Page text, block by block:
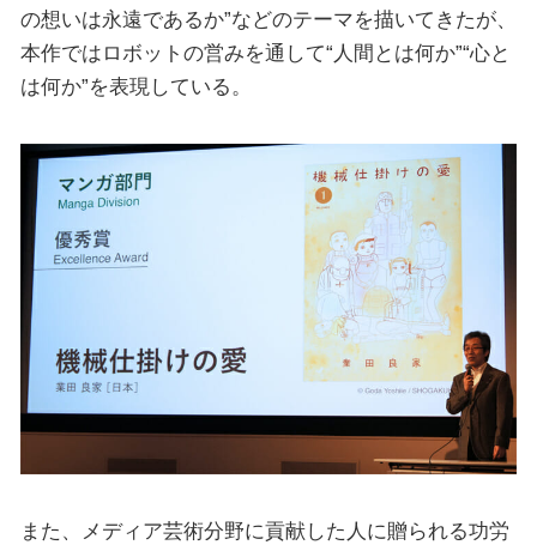
の想いは永遠であるか”などのテーマを描いてきたが、
本作ではロボットの営みを通して“人間とは何か”“心と
は何か”を表現している。
また、メディア芸術分野に貢献した人に贈られる功労